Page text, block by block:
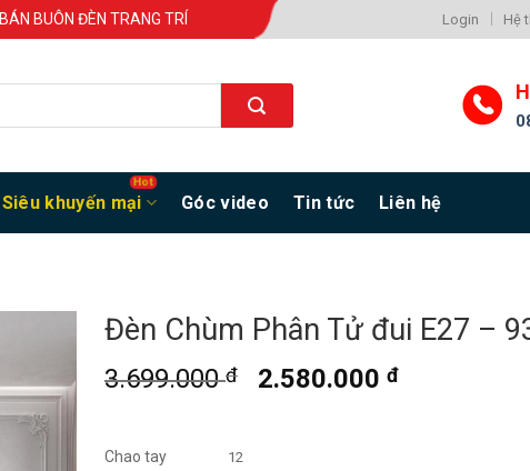
BÁN BUÔN ĐÈN TRANG TRÍ Login Hệ
Siêu khuyến mại Góc video Tin tức Liên hệ
Đèn Chùm Phân Tử đui E27 –
3.699.000đ 2.580.000đ
Chao tay 12